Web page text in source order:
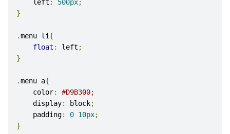
    left
: 500px;
}
.menu li{
float : left ;
}
.menu a{
    color
:
#D9B300;
    display
: block;
    padding
: 0 10px;
}